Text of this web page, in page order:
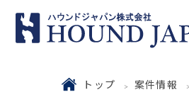
トップ 案件情報